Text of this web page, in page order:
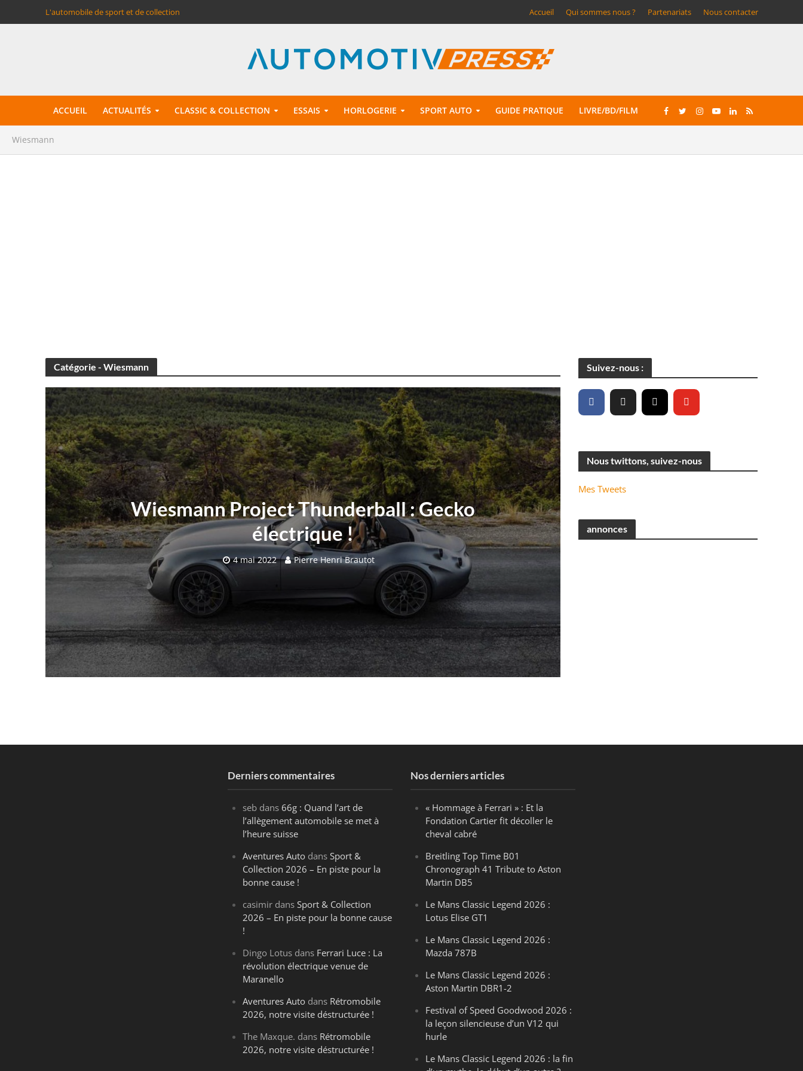
L'automobile de sport et de collection Accueil Qui sommes nous ? Partenariats Nous contacter
ACCUEIL ACTUALITÉS CLASSIC & COLLECTION ESSAIS HORLOGERIE SPORT AUTO GUIDE PRATIQUE LIVRE/BD/FILM
Wiesmann
Catégorie - Wiesmann
Wiesmann Project Thunderball : Gecko
électrique !
4 mai 2022 Pierre Henri Brautot
Suivez-nous :
Nous twittons, suivez-nous
Mes Tweets
annonces
Derniers commentaires
seb dans66g : Quand l’art de
l’allègement automobile se met à
l’heure suisse
Aventures Auto dansSport &
Collection 2026 – En piste pour la
bonne cause !
casimir dansSport & Collection
2026 – En piste pour la bonne cause
!
Dingo Lotus dans Ferrari Luce : La
révolution électrique venue de
Maranello
Aventures Auto dans Rétromobile
2026, notre visite déstructurée !
The Maxque. dans Rétromobile
2026, notre visite déstructurée !
Nos derniers articles
« Hommage à Ferrari » : Et la
Fondation Cartier fit décoller le
cheval cabré
Breitling Top Time B01
Chronograph 41 Tribute to Aston
Martin DB5
Le Mans Classic Legend 2026 :
Lotus Elise GT1
Le Mans Classic Legend 2026 :
Mazda 787B
Le Mans Classic Legend 2026 :
Aston Martin DBR1-2
Festival of Speed Goodwood 2026 :
la leçon silencieuse d’un V12 qui
hurle
Le Mans Classic Legend 2026 : la fin